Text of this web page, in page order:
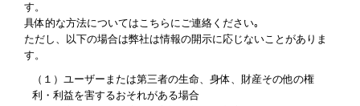
す。
具体的な方法についてはこちらにご連絡ください｡
ただし、以下の場合は弊社は情報の開示に応じないことがありま
す。
（１）ユーザーまたは第三者の生命、身体、財産その他の権
利・利益を害するおそれがある場合